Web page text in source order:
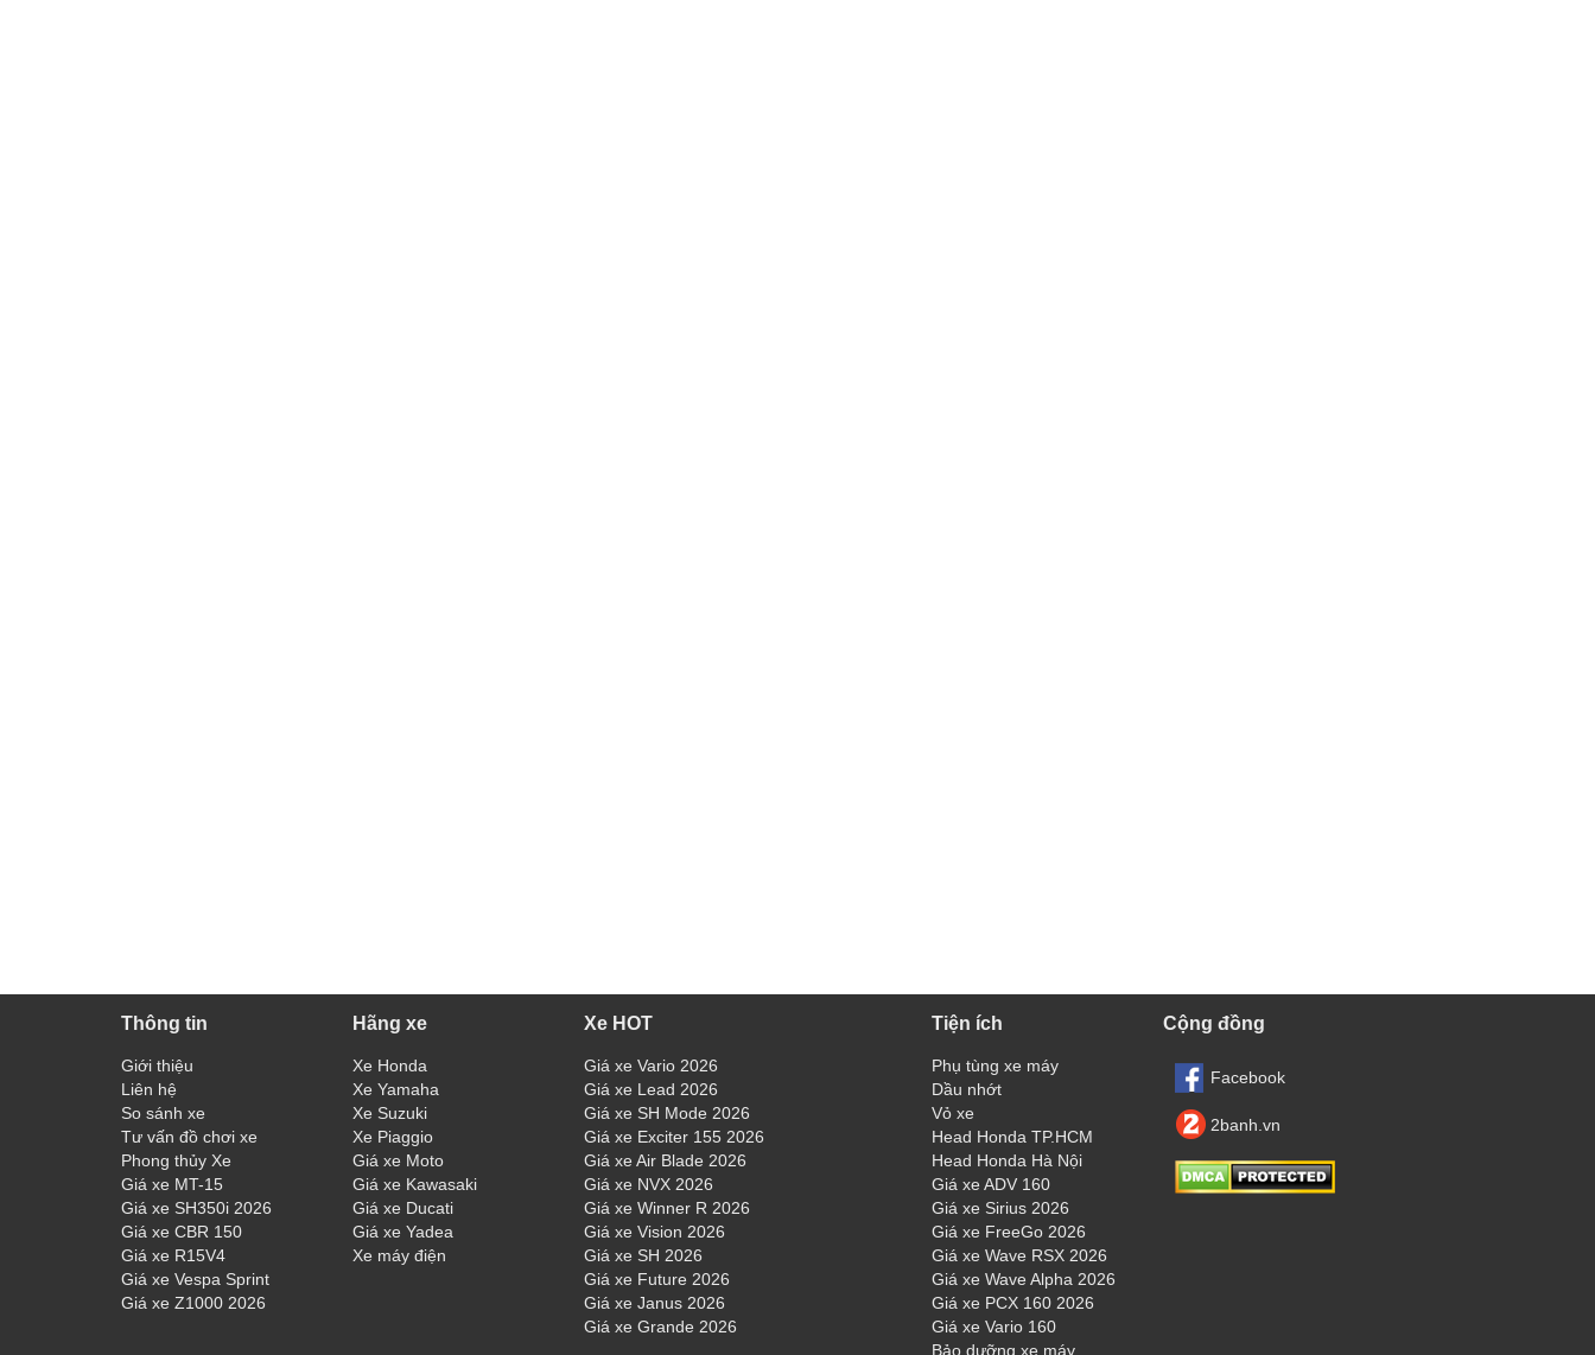
Thông tin
Giới thiệu
Liên hệ
So sánh xe
Tư vấn đồ chơi xe
Phong thủy Xe
Giá xe MT-15
Giá xe SH350i 2026
Giá xe CBR 150
Giá xe R15V4
Giá xe Vespa Sprint
Giá xe Z1000 2026
Hãng xe
Xe Honda
Xe Yamaha
Xe Suzuki
Xe Piaggio
Giá xe Moto
Giá xe Kawasaki
Giá xe Ducati
Giá xe Yadea
Xe máy điện
Xe HOT
Giá xe Vario 2026
Giá xe Lead 2026
Giá xe SH Mode 2026
Giá xe Exciter 155 2026
Giá xe Air Blade 2026
Giá xe NVX 2026
Giá xe Winner R 2026
Giá xe Vision 2026
Giá xe SH 2026
Giá xe Future 2026
Giá xe Janus 2026
Giá xe Grande 2026
Tiện ích
Phụ tùng xe máy
Dầu nhớt
Vỏ xe
Head Honda TP.HCM
Head Honda Hà Nội
Giá xe ADV 160
Giá xe Sirius 2026
Giá xe FreeGo 2026
Giá xe Wave RSX 2026
Giá xe Wave Alpha 2026
Giá xe PCX 160 2026
Giá xe Vario 160
Bảo dưỡng xe máy
Cộng đồng
Facebook
2banh.vn